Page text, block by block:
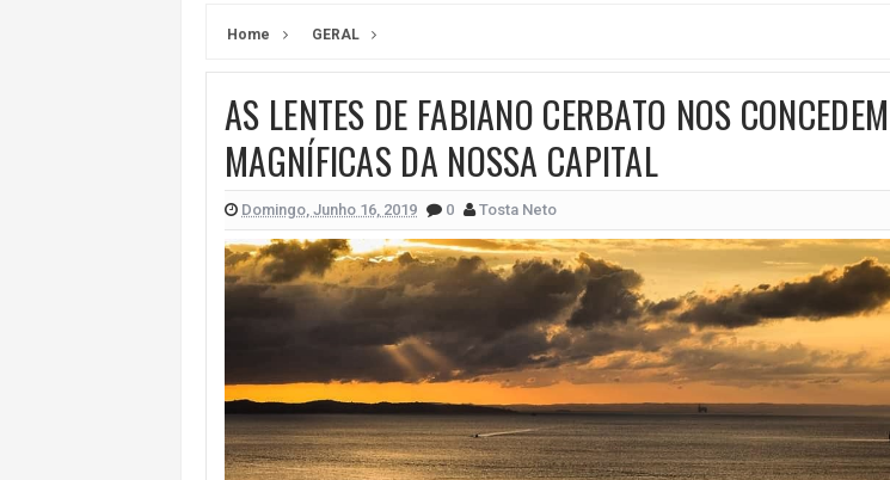
AMARGOSA: CONFUSÃO EM ÓRGÃO PÚBLICO TERMINA COM MULHER DETIDA COM
OUTRO OLHAR SE SOLIDARIZA COM A PRÓ LYGIA E FAMILIARES PELO FALECIMENTO DO
CAMPEONATO DE 'GRAU' TERMINA COM HOMEM MORTO A TIROS EM SALVADOR
Home GERAL
AS LENTES DE FABIANO CERBATO NOS
MAGNÍFICAS DA NOSSA CAPITAL
Domingo, Junho 16, 2019 0 Tosta Neto